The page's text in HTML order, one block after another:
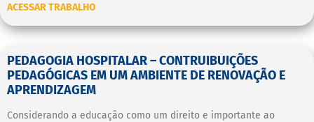
ACESSAR TRABALHO
PEDAGOGIA HOSPITALAR – CONTRUIBUIÇÕES
PEDAGÓGICAS EM UM AMBIENTE DE RENOVAÇÃO E
APRENDIZAGEM
Considerando a educação como um direito e importante ao